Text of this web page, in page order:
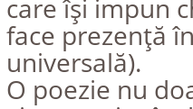
care îşi impun
face prezenţă
universală).
O poezie nu